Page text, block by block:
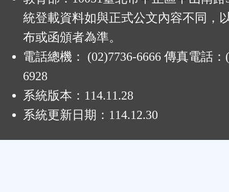
統登載資料如與正式公文內容不同，
布或函頒者為準。
電話總機： (02)7736-6666 傳真電話：
6928
系統版本： 114.11.28
系統更新日期： 114.12.30